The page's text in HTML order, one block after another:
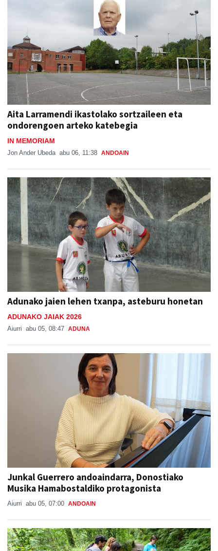
Aita Larramendi ikastolako sortzaileen eta
ondorengoen arteko katebegia
IN MEMORIAM
Jon Ander Ubeda abu 06, 11:38 ANDOAIN
Adunako jaien lehen txanpa, asteburu honetan
ADUNAKO JAIAK 2026
Aiurri abu 05, 08:47 ADUNA
Junkal Guerrero andoaindarra, Donostiako
Musika Hamabostaldiko protagonista
Aiurri abu 05, 07:00 ANDOAIN